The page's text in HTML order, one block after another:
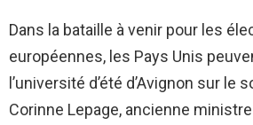
Dans la bataille à venir pour les
européennes, les Pays Unis
l’université d’été d’Avignon sur le
Corinne Lepage, ancienne